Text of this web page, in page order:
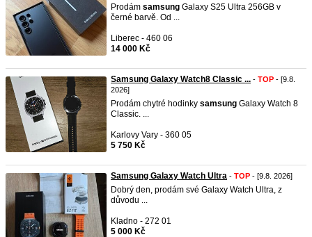
Prodám samsung Galaxy S25 Ultra 256GB v
černé barvě. Od ...
Liberec - 460 06
14 000 Kč
Samsung Galaxy Watch8 Classic ... - TOP - [9.8.
2026]
Prodám chytré hodinky samsung Galaxy Watch 8
Classic. ...
Karlovy Vary - 360 05
5 750 Kč
Samsung Galaxy Watch Ultra - TOP - [9.8. 2026]
Dobrý den, prodám své Galaxy Watch Ultra, z
důvodu ...
Kladno - 272 01
5 000 Kč